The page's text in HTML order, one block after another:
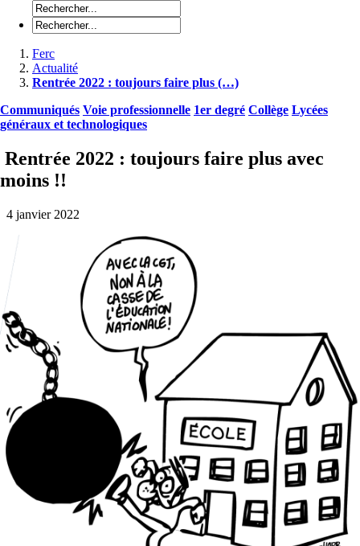
Ferc
Actualité
Rentrée 2022 : toujours faire plus (…)
Communiqués Voie professionnelle 1er degré Collège Lycées
généraux et technologiques
Rentrée 2022 : toujours faire plus avec
moins !!
4 janvier 2022